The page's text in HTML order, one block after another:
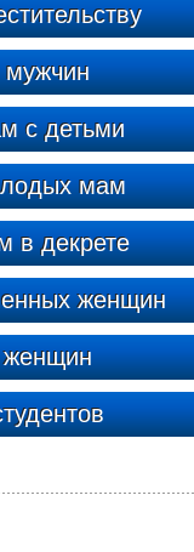
мужчин
с детьми
мам
в декрете
женщин
женщин